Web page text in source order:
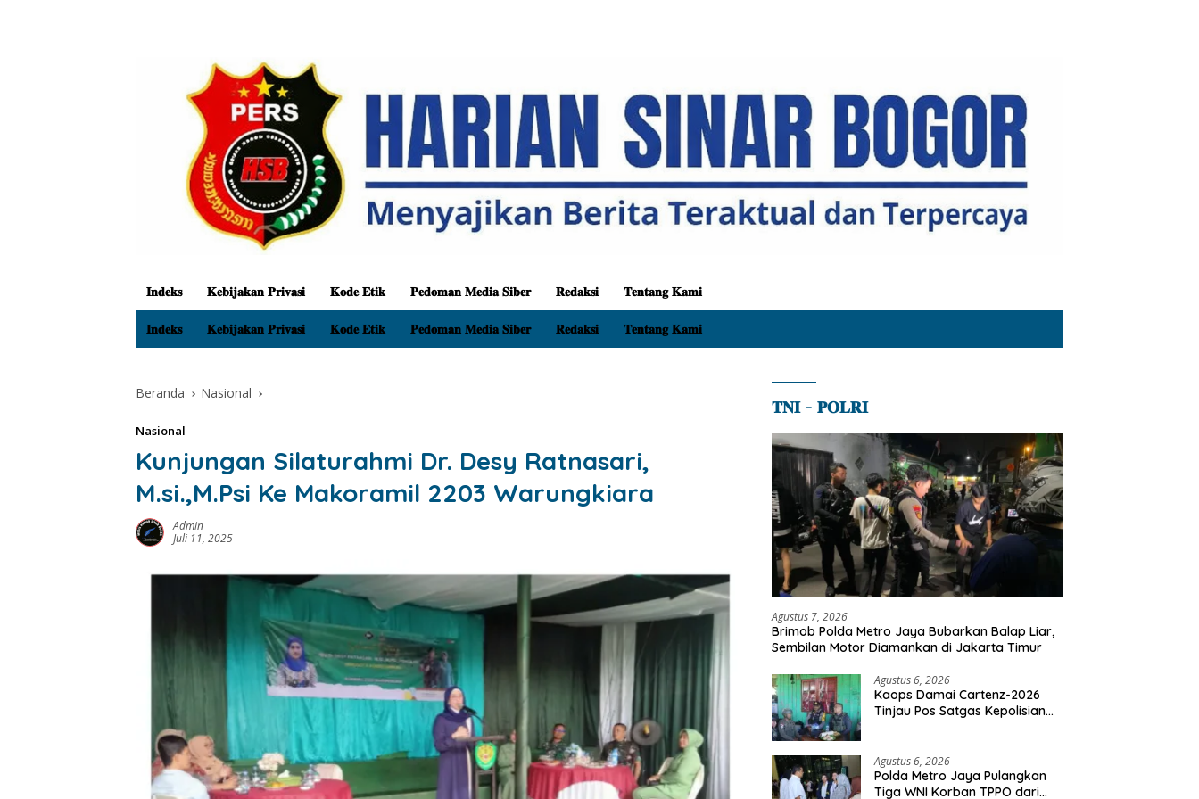
𝐈𝐧𝐝𝐞𝐤𝐬 𝐊𝐞𝐛𝐢𝐣𝐚𝐤𝐚𝐧 𝐏𝐫𝐢𝐯𝐚𝐬𝐢 𝐊𝐨𝐝𝐞 𝐄𝐭𝐢𝐤 𝐏𝐞𝐝𝐨𝐦𝐚𝐧 𝐌𝐞𝐝𝐢𝐚 𝐒𝐢𝐛𝐞𝐫 𝐑𝐞𝐝𝐚𝐤𝐬𝐢 𝐓𝐞𝐧𝐭𝐚𝐧𝐠 𝐊𝐚𝐦𝐢
𝐈𝐧𝐝𝐞𝐤𝐬 𝐊𝐞𝐛𝐢𝐣𝐚𝐤𝐚𝐧 𝐏𝐫𝐢𝐯𝐚𝐬𝐢 𝐊𝐨𝐝𝐞 𝐄𝐭𝐢𝐤 𝐏𝐞𝐝𝐨𝐦𝐚𝐧 𝐌𝐞𝐝𝐢𝐚 𝐒𝐢𝐛𝐞𝐫 𝐑𝐞𝐝𝐚𝐤𝐬𝐢 𝐓𝐞𝐧𝐭𝐚𝐧𝐠 𝐊𝐚𝐦𝐢
Beranda Nasional
Nasional
Kunjungan Silaturahmi Dr. Desy Ratnasari,
M.si.,M.Psi Ke Makoramil 2203 Warungkiara
Admin
Juli 11, 2025
𝐓𝐍𝐈 – 𝐏𝐎𝐋𝐑𝐈
Agustus 7, 2026
Brimob Polda Metro Jaya Bubarkan Balap Liar,
Sembilan Motor Diamankan di Jakarta Timur
Agustus 6, 2026
Kaops Damai Cartenz-2026
Tinjau Pos Satgas Kepolisian
Bersama Masyarakat
Agustus 6, 2026
Polda Metro Jaya Pulangkan
Tiga WNI Korban TPPO dari